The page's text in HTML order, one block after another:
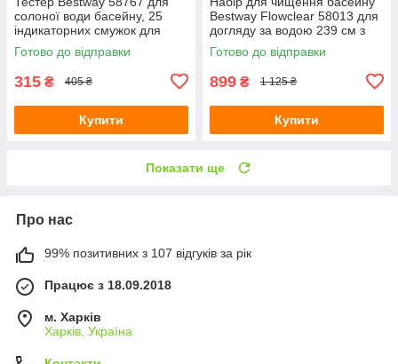
солоної води басейну, 25
індикаторних смужок для
вимірювання солі
Готово до відправки
315 ₴ 405 ₴
Купити
Bestway Flowclear 58013 для
догляду за водою 239 см з
пилососом від садового
шланга
Готово до відправки
899 ₴ 1 125 ₴
Купити
Показати ще
Про нас
99% позитивних з 107 відгуків за рік
Працює з 18.09.2018
м. Харків
Харків, Україна